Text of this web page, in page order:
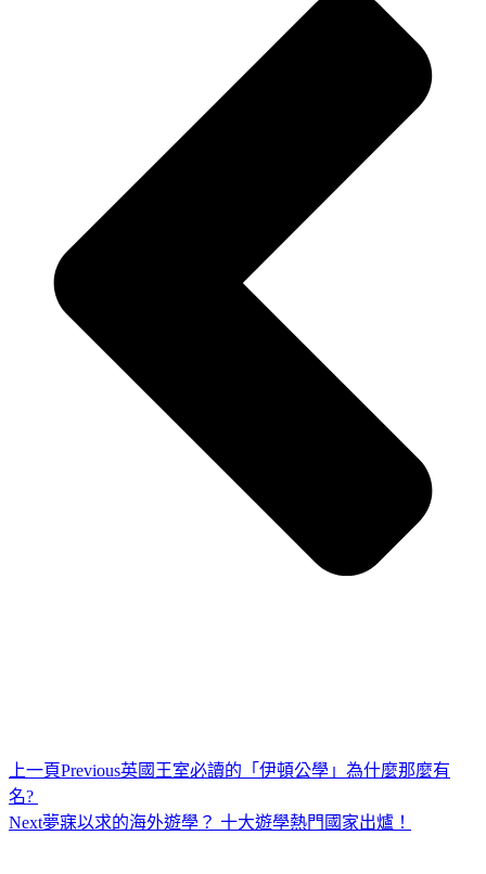
上一頁Previous英國王室必讀的「伊頓公學」為什麼那麼有
名?
Next夢寐以求的海外遊學？ 十大遊學熱門國家出爐！